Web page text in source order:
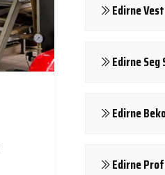
Edirne
Edirne
Edirne
Edirne